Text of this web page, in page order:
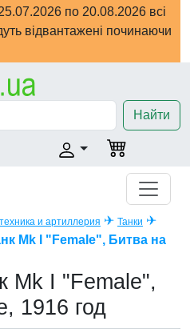
по 20.08.2026 всі
відвантажені починаючи
Найти
и артиллерия ✈ Танки ✈
Mk I "Female", Битва на
Mk I "Female",
1916 год